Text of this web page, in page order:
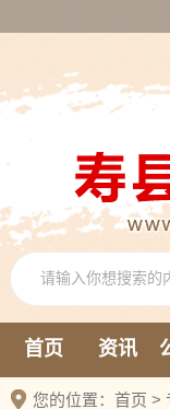
首页 资讯
新媒体
您的位置： 首页 >